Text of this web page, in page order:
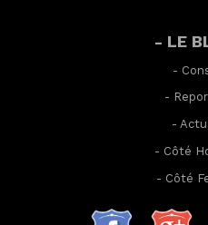
- LE
-
-
-
- Côté
- Côté